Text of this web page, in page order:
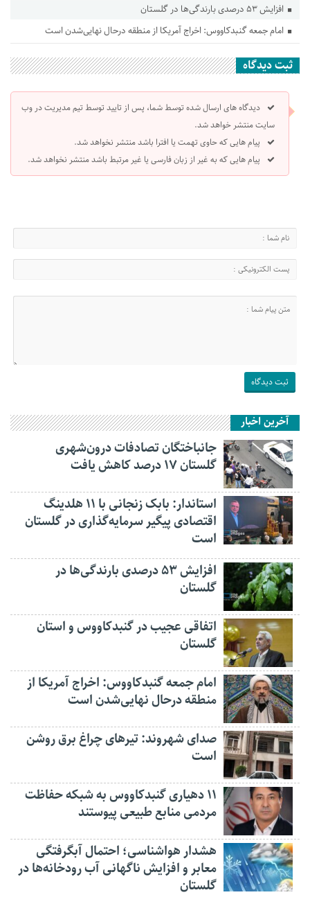
افزایش ۵۳ درصدی بارندگی‌ها در گلستان
امام جمعه گنبدکاووس: اخراج آمریکا از منطقه درحال نهایی‌شدن است
ثبت دیدگاه
دیدگاه های ارسال شده توسط شما، پس از تایید توسط تیم مدیریت در وب
سایت منتشر خواهد شد.
پیام هایی که حاوی تهمت یا افترا باشد منتشر نخواهد شد.
پیام هایی که به غیر از زبان فارسی یا غیر مرتبط باشد منتشر نخواهد شد.
آخرین اخبار
جانباختگان تصادفات درون‌شهری
گلستان ۱۷ درصد کاهش یافت
استاندار: بابک زنجانی با ۱۱ هلدینگ
اقتصادی پیگیر سرمایه‌گذاری در گلستان
است
افزایش ۵۳ درصدی بارندگی‌ها در
گلستان
اتفاقی عجیب در‌ گنبدکاووس و استان
گلستان
امام جمعه گنبدکاووس: اخراج آمریکا از
منطقه درحال نهایی‌شدن است
صدای شهروند: تیرهای چراغ برق روشن
است
۱۱ دهیاری گنبدکاووس به شبکه حفاظت
مردمی منابع طبیعی پیوستند
هشدار هواشناسی؛ احتمال آبگرفتگی
معابر و افزایش ناگهانی آب رودخانه‌ها در
گلستان